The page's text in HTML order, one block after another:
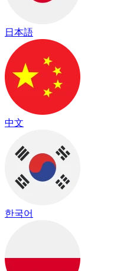
日本語
中文
한국어